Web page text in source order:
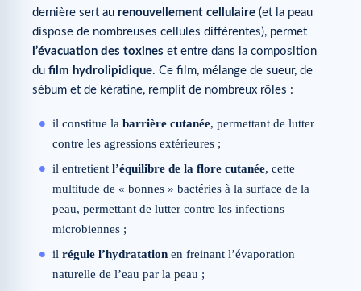
dernière sert au renouvellement cellulaire (et la peau
dispose de nombreuses cellules différentes), permet
l’évacuation des toxines et entre dans la composition
du film hydrolipidique. Ce film, mélange de sueur, de
sébum et de kératine, remplit de nombreux rôles :
il constitue la barrière cutanée, permettant de lutter
contre les agressions extérieures ;
il entretient l’équilibre de la flore cutanée, cette
multitude de « bonnes » bactéries à la surface de la
peau, permettant de lutter contre les infections
microbiennes ;
il régule l’hydratation en freinant l’évaporation
naturelle de l’eau par la peau ;